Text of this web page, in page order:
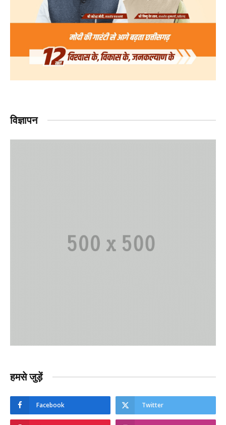
विज्ञापन
हमसे जुड़ें
Facebook Twitter